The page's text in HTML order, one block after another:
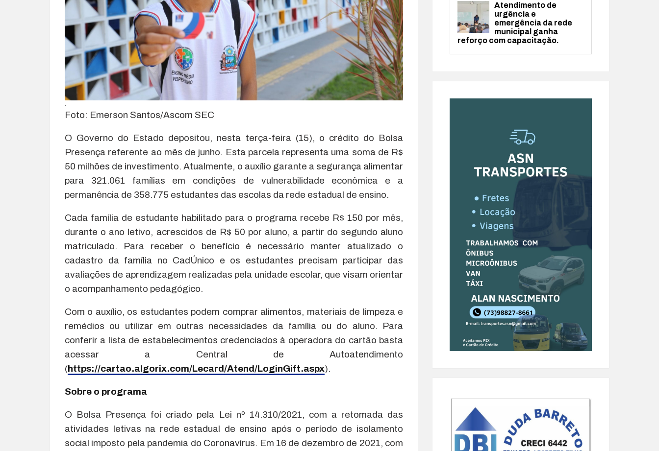
Foto: Emerson Santos/Ascom SEC
O Governo do Estado depositou, nesta terça-feira (15), o crédito do Bolsa
Presença referente ao mês de junho. Esta parcela representa uma soma de R$
50 milhões de investimento. Atualmente, o auxílio garante a segurança alimentar
para 321.061 famílias em condições de vulnerabilidade econômica e a
permanência de 358.775 estudantes das escolas da rede estadual de ensino.
Cada família de estudante habilitado para o programa recebe R$ 150 por mês,
durante o ano letivo, acrescidos de R$ 50 por aluno, a partir do segundo aluno
matriculado. Para receber o benefício é necessário manter atualizado o
cadastro da família no CadÚnico e os estudantes precisam participar das
avaliações de aprendizagem realizadas pela unidade escolar, que visam orientar
o acompanhamento pedagógico.
Com o auxílio, os estudantes podem comprar alimentos, materiais de limpeza e
remédios ou utilizar em outras necessidades da família ou do aluno. Para
conferir a lista de estabelecimentos credenciados à operadora do cartão basta
acessar a Central de Autoatendimento
(https://cartao.algorix.com/Lecard/Atend/LoginGift.aspx).
Sobre o programa
O Bolsa Presença foi criado pela Lei nº 14.310/2021, com a retomada das
atividades letivas na rede estadual de ensino após o período de isolamento
social imposto pela pandemia do Coronavírus. Em 16 de dezembro de 2021, com
Atendimento de
urgência e
emergência da rede
municipal ganha
reforço com capacitação.